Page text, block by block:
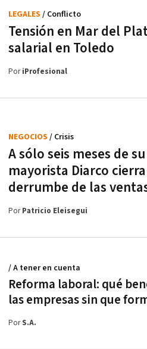
Tensión en Mar del
salarial en Toledo
LEGALES / Conflicto
PoriProfesional
A sólo seis meses de
mayorista Diarco
derrumbe de las
NEGOCIOS / Crisis
PorPatricio Eleisegui
Reforma laboral: qué
las empresas sin que
/ A tener en cuenta
PorS.A.